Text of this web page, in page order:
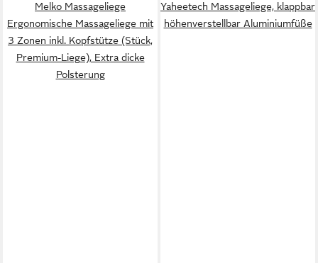
Melko Massageliege
Ergonomische Massageliege mit
3 Zonen inkl. Kopfstütze (Stück,
Premium-Liege), Extra dicke
Polsterung
Yaheetech Massageliege, klappbar
höhenverstellbar Aluminiumfüße